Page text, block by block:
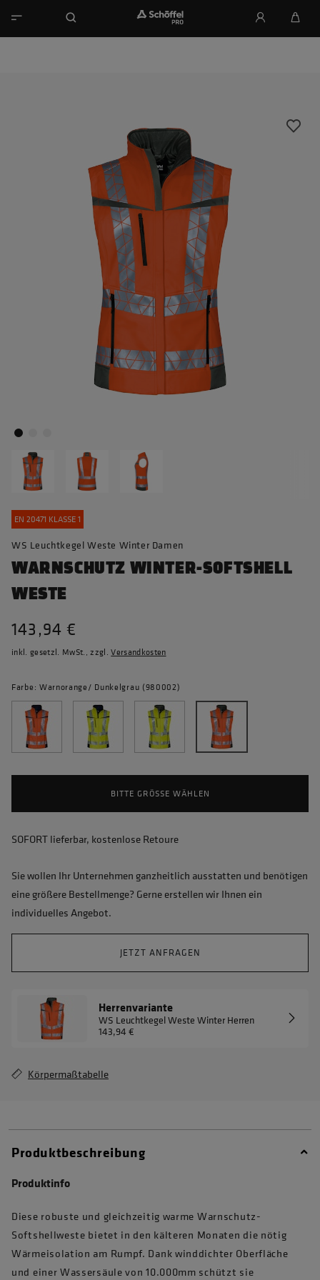
EN 20471 KLASSE 1
WS Leuchtkegel Weste Winter Damen
WARNSCHUTZ WINTER-SOFTSHELL
WESTE
143,94 €
inkl. gesetzl. MwSt., zzgl.Versandkosten
Farbe: Warnorange/ Dunkelgrau (980002)
BITTE GRÖSSE WÄHLEN
SOFORT lieferbar, kostenlose Retoure
Sie wollen Ihr Unternehmen ganzheitlich ausstatten und benötigen
eine größere Bestellmenge? Gerne erstellen wir Ihnen ein
individuelles Angebot.
JETZT ANFRAGEN
Herrenvariante
WS Leuchtkegel Weste Winter Herren
143,94 €
Körpermaßtabelle
Produktbeschreibung
Produktinfo
Diese robuste und gleichzeitig warme Warnschutz-
Softshellweste bietet in den kälteren Monaten die nötig
Wärmeisolation am Rumpf. Dank winddichter Oberfläche
und einer Wassersäule von 10.000mm schützt sie